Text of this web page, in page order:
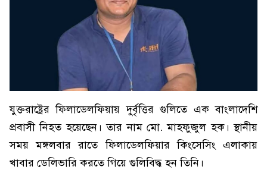
যুক্তরাষ্ট্রের ফিলাডেলফিয়ায় দুর্বৃত্তির গুলিতে এক বাংলাদেশি
প্রবাসী নিহত হয়েছেন। তার নাম মো. মাহফুজুল হক। স্থানীয়
সময় মঙ্গলবার রাতে ফিলাডেলফিয়ার কিংসেসিং এলাকায়
খাবার ডেলিভারি করতে গিয়ে গুলিবিদ্ধ হন তিনি।